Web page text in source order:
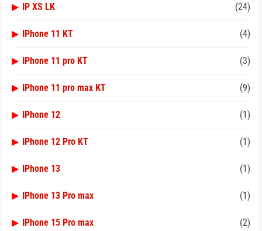
▶ IP XS LK (24)
▶ IPhone 11 KT (4)
▶ IPhone 11 pro KT (3)
▶ IPhone 11 pro max KT (9)
▶ IPhone 12 (1)
▶ IPhone 12 Pro KT (1)
▶ IPhone 13 (1)
▶ IPhone 13 Pro max (1)
▶ IPhone 15 Pro max (2)